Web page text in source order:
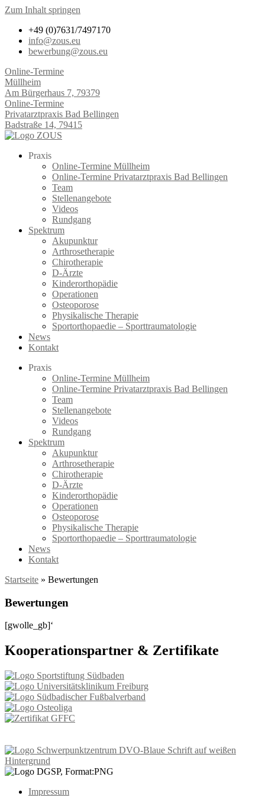
Zum Inhalt springen
+49 (0)7631/7497170
info@zous.eu
bewerbung@zous.eu
Online-Termine
Müllheim
Am Bürgerhaus 7, 79379
Online-Termine
Privatarztpraxis Bad Bellingen
Badstraße 14, 79415
Praxis
Online-Termine Müllheim
Online-Termine Privatarztpraxis Bad Bellingen
Team
Stellenangebote
Videos
Rundgang
Spektrum
Akupunktur
Arthrosetherapie
Chirotherapie
D-Ärzte
Kinderorthopädie
Operationen
Osteoporose
Physikalische Therapie
Sportorthopaedie – Sporttraumatologie
News
Kontakt
Praxis
Online-Termine Müllheim
Online-Termine Privatarztpraxis Bad Bellingen
Team
Stellenangebote
Videos
Rundgang
Spektrum
Akupunktur
Arthrosetherapie
Chirotherapie
D-Ärzte
Kinderorthopädie
Operationen
Osteoporose
Physikalische Therapie
Sportorthopaedie – Sporttraumatologie
News
Kontakt
Startseite » Bewertungen
Bewertungen
[gwolle_gb]‘
Kooperationspartner & Zertifikate
Impressum